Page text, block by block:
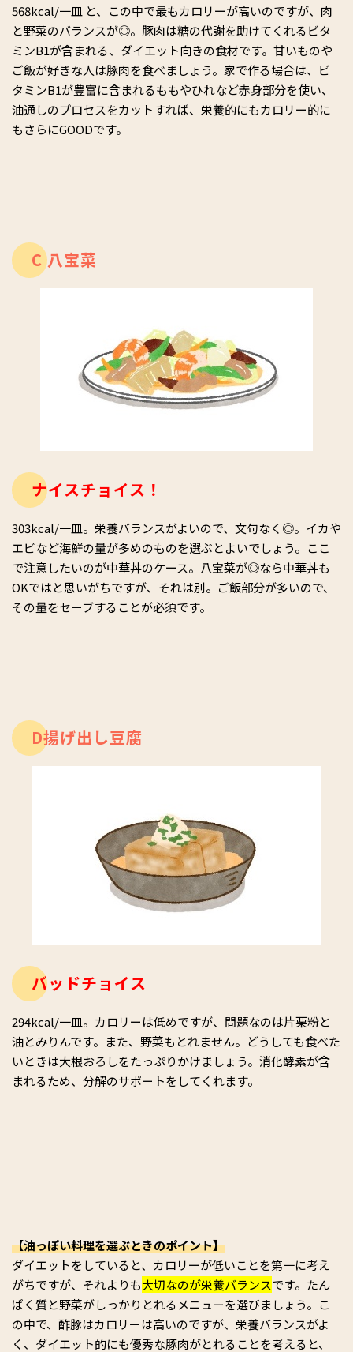
568kcal/一皿 と、この中で最もカロリーが高いのですが、肉
と野菜のバランスが◎。豚肉は糖の代謝を助けてくれるビタ
ミンB1が含まれる、ダイエット向きの食材です。甘いものや
ご飯が好きな人は豚肉を食べましょう。家で作る場合は、ビ
タミンB1が豊富に含まれるももやひれなど赤身部分を使い、
油通しのプロセスをカットすれば、栄養的にもカロリー的に
もさらにGOODです。
C 八宝菜
ナイスチョイス！
303kcal/一皿。栄養バランスがよいので、文句なく◎。イカや
エビなど海鮮の量が多めのものを選ぶとよいでしょう。ここ
で注意したいのが中華丼のケース。八宝菜が◎なら中華丼も
OKではと思いがちですが、それは別。ご飯部分が多いので、
その量をセーブすることが必須です。
D揚げ出し豆腐
バッドチョイス
294kcal/一皿。カロリーは低めですが、問題なのは片栗粉と
油とみりんです。また、野菜もとれません。どうしても食べた
いときは大根おろしをたっぷりかけましょう。消化酵素が含
まれるため、分解のサポートをしてくれます。
【油っぽい料理を選ぶときのポイント】
ダイエットをしていると、カロリーが低いことを第一に考え
がちですが、それよりも大切なのが栄養バランスです。たん
ぱく質と野菜がしっかりとれるメニューを選びましょう。こ
の中で、酢豚はカロリーは高いのですが、栄養バランスがよ
く、ダイエット的にも優秀な豚肉がとれることを考えると、